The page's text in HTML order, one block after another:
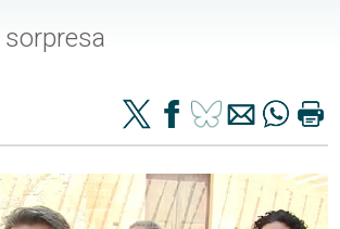
sorpresa